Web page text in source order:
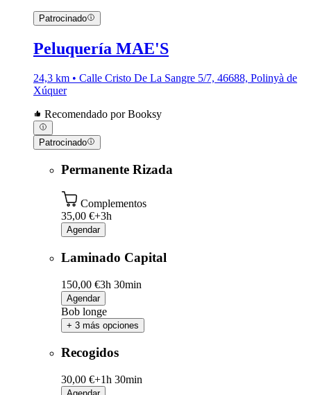
Patrocinado
Peluquería MAE'S
24,3 km • Calle Cristo De La Sangre 5/7, 46688, Polinyà de
Xúquer
Recomendado por Booksy
Patrocinado
Permanente Rizada
Complementos
35,00 €+3h
Agendar
Laminado Capital
150,00 €3h 30min
Agendar
Bob longe
+ 3 más opciones
Recogidos
30,00 €+1h 30min